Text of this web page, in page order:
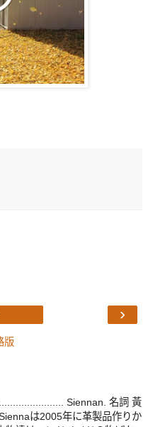
›
版
Siennan. 名詞 黃
は2005年に革製品作りか